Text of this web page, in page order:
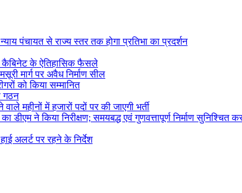
पंचायत से राज्य स्तर तक होगा प्रतिभा का प्रदर्शन
कैबिनेट के ऐतिहासिक फैसले
मार्ग पर अवैध निर्माण सील
को किया सम्मानित
गठन
महीनों में हजारों पदों पर की जाएगी भर्ती
डीएम ने किया निरीक्षण; समयबद्ध एवं गुणवत्तापूर्ण निर्माण सुनिश्चित
अलर्ट पर रहने के निर्देश